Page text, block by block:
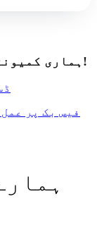
ہماری کمیونٹی میں شامل ہوں اور اپ ڈیٹ رہیں!
فیس بک پر عمل